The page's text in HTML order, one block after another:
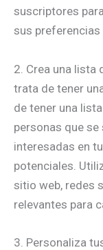
suscriptores
sus preferencias
2. Crea una lista
trata de tener
de tener una
personas que
interesadas en
potenciales.
sitio web, redes
relevantes para
3. Personaliza